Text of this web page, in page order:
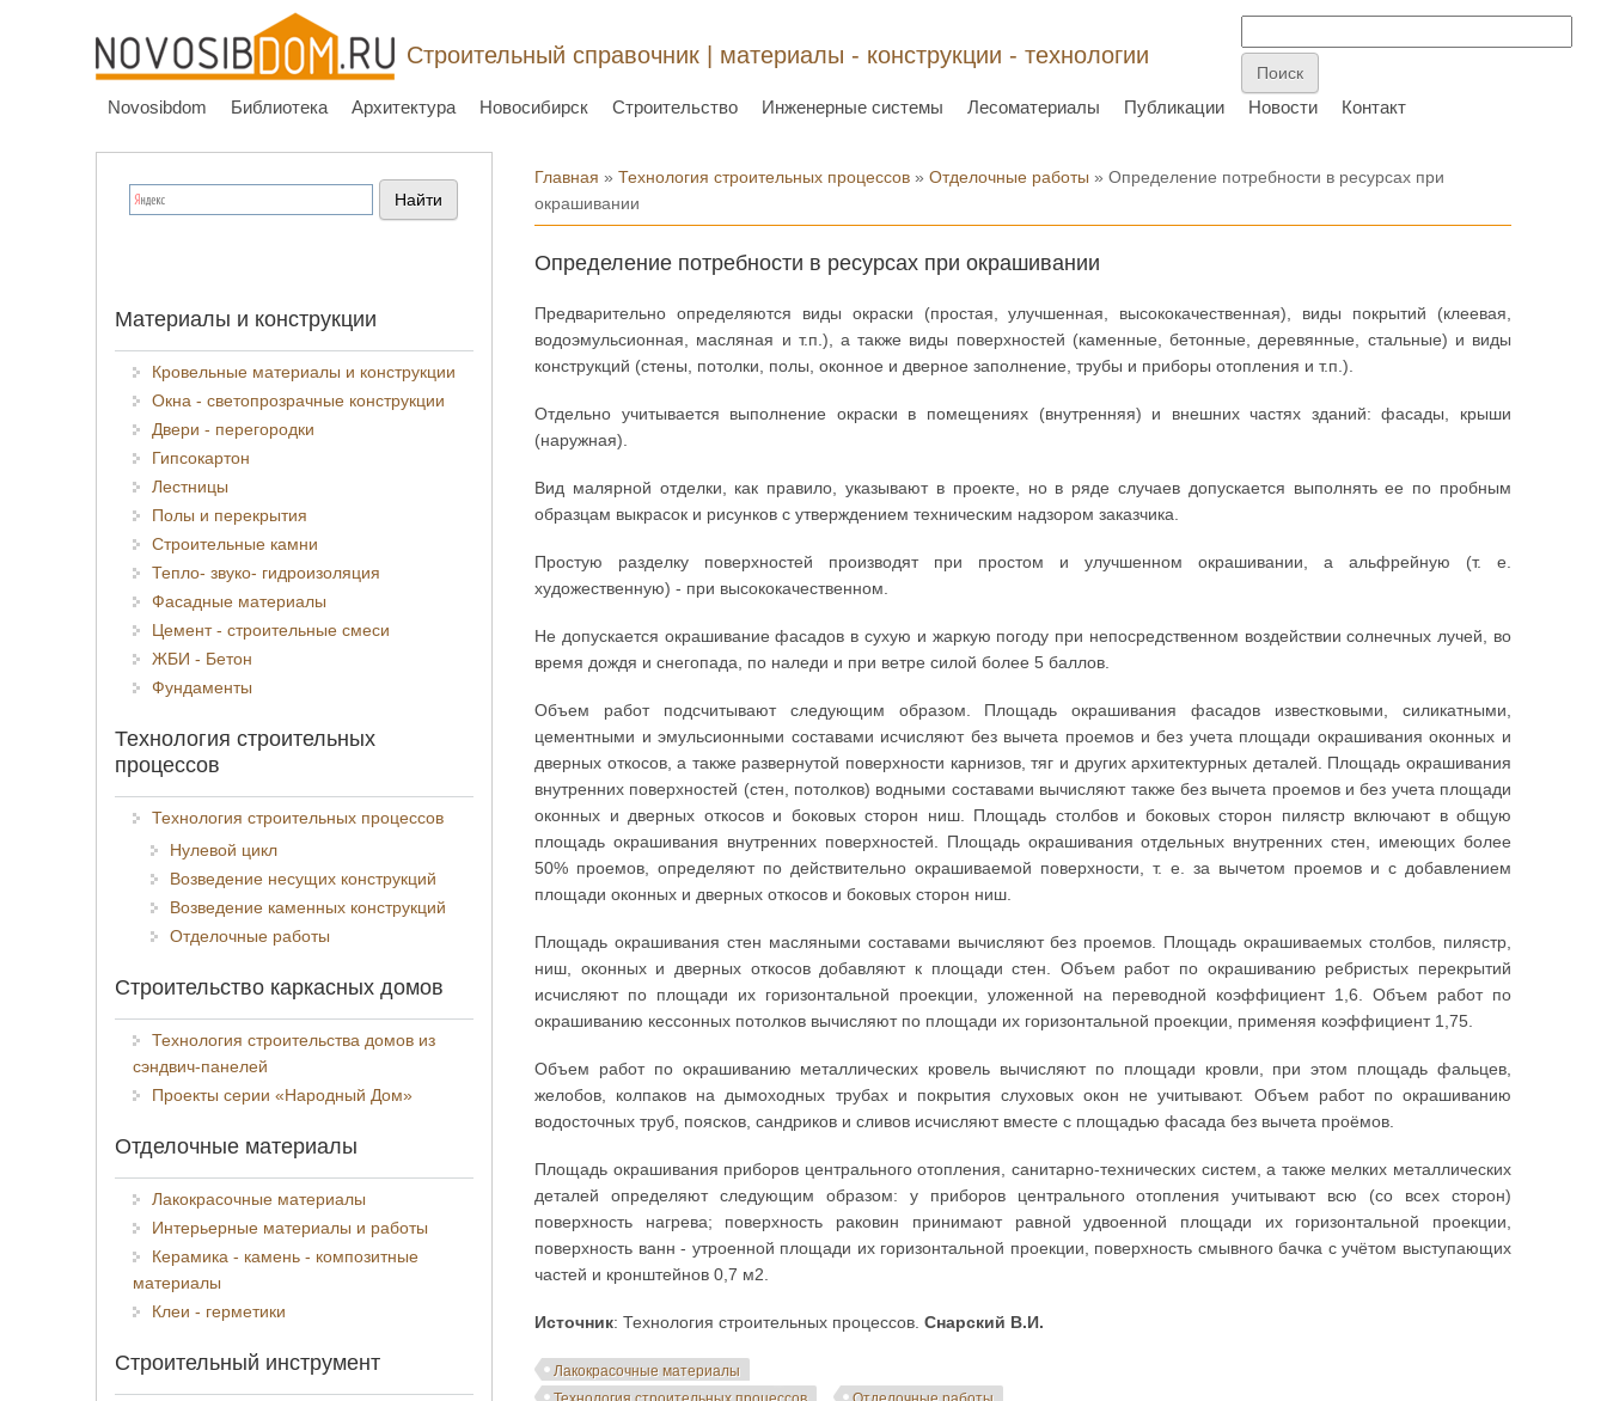
Строительный справочник | материалы - конструкции - технологии
Novosibdom Библиотека Архитектура Новосибирск Строительство Инженерные системы Лесоматериалы Публикации Новости Контакт
Вы здесь
Главная »Технология строительных процессов »Отделочные работы » Определение потребности в ресурсах при
окрашивании
Определение потребности в ресурсах при окрашивании
Предварительно определяются виды окраски (простая, улучшенная, высококачественная), виды покрытий (клеевая,
водоэмульсионная, масляная и т.п.), а также виды поверхностей (каменные, бетонные, деревянные, стальные) и виды
конструкций (стены, потолки, полы, оконное и дверное заполнение, трубы и приборы отопления и т.п.).
Отдельно учитывается выполнение окраски в помещениях (внутренняя) и внешних частях зданий: фасады, крыши
(наружная).
Вид малярной отделки, как правило, указывают в проекте, но в ряде случаев допускается выполнять ее по пробным
образцам выкрасок и рисунков с утверждением техническим надзором заказчика.
Простую разделку поверхностей производят при простом и улучшенном окрашивании, а альфрейную (т. е.
художественную) - при высококачественном.
Не допускается окрашивание фасадов в сухую и жаркую погоду при непосредственном воздействии солнечных лучей, во
время дождя и снегопада, по наледи и при ветре силой более 5 баллов.
Объем работ подсчитывают следующим образом. Площадь окрашивания фасадов известковыми, силикатными,
цементными и эмульсионными составами исчисляют без вычета проемов и без учета площади окрашивания оконных и
дверных откосов, а также развернутой поверхности карнизов, тяг и других архитектурных деталей. Площадь окрашивания
внутренних поверхностей (стен, потолков) водными составами вычисляют также без вычета проемов и без учета площади
оконных и дверных откосов и боковых сторон ниш. Площадь столбов и боковых сторон пилястр включают в общую
площадь окрашивания внутренних поверхностей. Площадь окрашивания отдельных внутренних стен, имеющих более
50% проемов, определяют по действительно окрашиваемой поверхности, т. е. за вычетом проемов и с добавлением
площади оконных и дверных откосов и боковых сторон ниш.
Площадь окрашивания стен масляными составами вычисляют без проемов. Площадь окрашиваемых столбов, пилястр,
ниш, оконных и дверных откосов добавляют к площади стен. Объем работ по окрашиванию ребристых перекрытий
исчисляют по площади их горизонтальной проекции, уложенной на переводной коэффициент 1,6. Объем работ по
окрашиванию кессонных потолков вычисляют по площади их горизонтальной проекции, применяя коэффициент 1,75.
Объем работ по окрашиванию металлических кровель вычисляют по площади кровли, при этом площадь фальцев,
желобов, колпаков на дымоходных трубах и покрытия слуховых окон не учитывают. Объем работ по окрашиванию
водосточных труб, поясков, сандриков и сливов исчисляют вместе с площадью фасада без вычета проёмов.
Площадь окрашивания приборов центрального отопления, санитарно-технических систем, а также мелких металлических
деталей определяют следующим образом: у приборов центрального отопления учитывают всю (со всех сторон)
поверхность нагрева; поверхность раковин принимают равной удвоенной площади их горизонтальной проекции,
поверхность ванн - утроенной площади их горизонтальной проекции, поверхность смывного бачка с учётом выступающих
частей и кронштейнов 0,7 м2.
Источник: Технология строительных процессов.Снарский В.И.
Лакокрасочные материалы
Материалы и конструкции
Кровельные материалы и конструкции
Окна - светопрозрачные конструкции
Двери - перегородки
Гипсокартон
Лестницы
Полы и перекрытия
Строительные камни
Тепло- звуко- гидроизоляция
Фасадные материалы
Цемент - строительные смеси
ЖБИ - Бетон
Фундаменты
Технология строительных
процессов
Технология строительных процессов
Нулевой цикл
Возведение несущих конструкций
Возведение каменных конструкций
Отделочные работы
Строительство каркасных домов
Технология строительства домов из
сэндвич-панелей
Проекты серии «Народный Дом»
Отделочные материалы
Лакокрасочные материалы
Интерьерные материалы и работы
Керамика - камень - композитные
материалы
Клеи - герметики
Строительный инструмент